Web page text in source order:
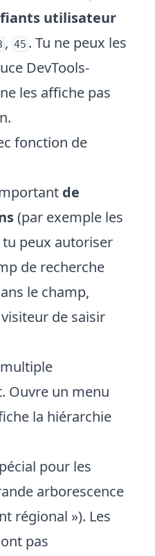
utilisateur
, 45 . Tu ne peux les
DevTools-
les affiche pas
fonction de
de
(par exemple les
peux autoriser
de recherche
le champ,
de saisir
Ouvre un menu
la hiérarchie
pour les
arborescence
régional »). Les
pas